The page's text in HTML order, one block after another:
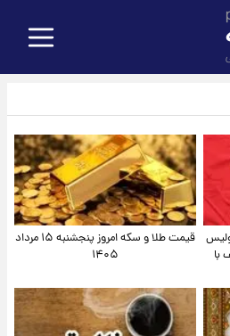
با
قیمت طلا و سکه امروز پنجشنبه ۱۵ مرداد
۱۴۰۵